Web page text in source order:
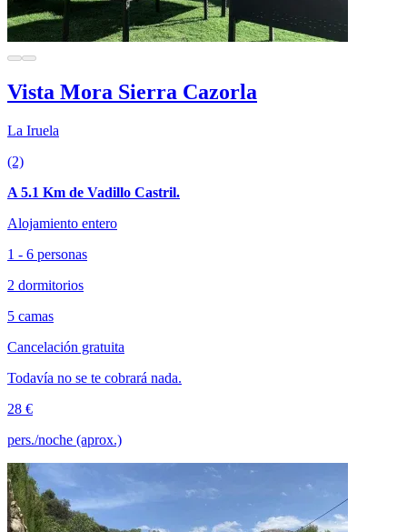
Vista Mora Sierra Cazorla
La Iruela
(2)
A 5.1 Km de Vadillo Castril.
Alojamiento entero
1 - 6 personas
2 dormitorios
5 camas
Cancelación gratuita
Todavía no se te cobrará nada.
28 €
pers./noche (aprox.)